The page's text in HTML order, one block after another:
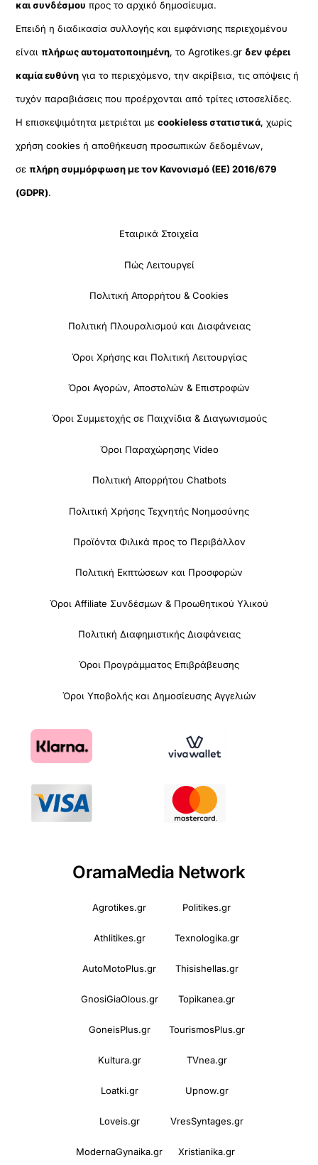
και συνδέσμου προς το αρχικό δημοσίευμα.
Επειδή η διαδικασία συλλογής και εμφάνισης περιεχομένου
είναιπλήρως αυτοματοποιημένη, το Agrotikes.gr δεν φέρει
καμία ευθύνη για το περιεχόμενο, την ακρίβεια, τις απόψεις ή
τυχόν παραβιάσεις που προέρχονται από τρίτες ιστοσελίδες.
Η επισκεψιμότητα μετριέται μεcookieless στατιστικά, χωρίς
χρήση cookies ή αποθήκευση προσωπικών δεδομένων,
σεπλήρη συμμόρφωση με τον Κανονισμό (ΕΕ) 2016/679
(GDPR).
Εταιρικά Στοιχεία
Πώς Λειτουργεί
Πολιτική Απορρήτου & Cookies
Πολιτική Πλουραλισμού και Διαφάνειας
Όροι Χρήσης και Πολιτική Λειτουργίας
Όροι Αγορών, Αποστολών & Επιστροφών
Όροι Συμμετοχής σε Παιχνίδια & Διαγωνισμούς
Όροι Παραχώρησης Video
Πολιτική Απορρήτου Chatbots
Πολιτική Χρήσης Τεχνητής Νοημοσύνης
Προϊόντα Φιλικά προς το Περιβάλλον
Πολιτική Εκπτώσεων και Προσφορών
Όροι Affiliate Συνδέσμων & Προωθητικού Υλικού
Πολιτική Διαφημιστικής Διαφάνειας
Όροι Προγράμματος Επιβράβευσης
Όροι Υποβολής και Δημοσίευσης Αγγελιών
OramaMedia Network
Agrotikes.gr Politikes.gr
Athlitikes.gr Texnologika.gr
AutoMotoPlus.gr Thisishellas.gr
GnosiGiaOlous.gr Topikanea.gr
GoneisPlus.gr TourismosPlus.gr
Kultura.gr TVnea.gr
Loatki.gr Upnow.gr
Loveis.gr VresSyntages.gr
ModernaGynaika.gr Xristianika.gr